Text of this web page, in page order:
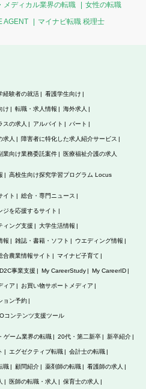
メディカル業界の転職
女性の転職
AGENT
マイナビ転職 税理士
経験者の就活 看護学生向け
け 転職・求人情報 海外求人
スの求人 アルバイト パート
求人 障害者に特化した求人紹介サービス
業向け業務委託案件 医療福祉介護の求人
高校生向け探究学習プログラム Locus
イト 総合・専門ニュース
ジを応援するサイト
ィング支援 大学生活情報
報 雑誌・書籍・ソフト ウエディング情報
合農業情報サイト マイナビ子育て
事業支援 My CareerStudy My CareerID
ィア お買い物サポートメディア
ョン予約
コンテンツ支援ツール
ゲーム業界の転職 20代・第二新卒 新卒紹介
エグゼクティブ転職 会計士の転職
職 顧問紹介 薬剤師の転職 看護師の求人
医師の転職・求人 保育士の求人